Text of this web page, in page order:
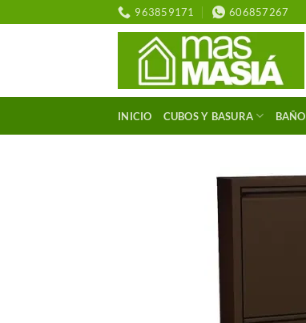
al
963859171 606857267
INICIO CUBOS Y BASURA BAÑO